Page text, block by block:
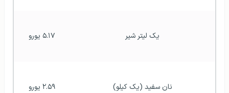
یک لیتر شیر ۵.۱۷ یورو
نان سفید (یک کیلو) ۲.۵۹ یورو